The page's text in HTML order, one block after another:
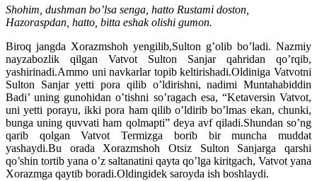
Shohim, dushman bo’lsa senga, hatto Rustami doston,
Hazoraspdan, hatto, bitta eshak olishi gumon.
Biroq jangda Xorazmshoh yengilib,Sulton g’olib bo’ladi. Nazmiy
nayzabozlik qilgan Vatvot Sulton Sanjar qahridan qo’rqib,
yashirinadi.Ammo uni navkarlar topib keltirishadi.Oldiniga Vatvotni
Sulton Sanjar yetti pora qilib o’ldirishni, nadimi Muntahabiddin
Badi’ uning gunohidan o’tishni so’ragach esa, “Ketaversin Vatvot,
uni yetti porayu, ikki pora ham qilib o’ldirib bo’lmas ekan, chunki,
bunga uning quvvati ham qolmapti” deya avf qiladi.Shundan so’ng
qarib qolgan Vatvot Termizga borib bir muncha muddat
yashaydi.Bu orada Xorazmshoh Otsiz Sulton Sanjarga qarshi
qo’shin tortib yana o’z saltanatini qayta qo’lga kiritgach, Vatvot yana
Xorazmga qaytib boradi.Oldingidek saroyda ish boshlaydi.